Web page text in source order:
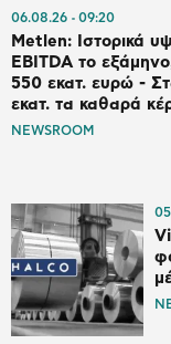
06.08.26 09:20
Metlen: Ιστορικά
EBITDA το
550 εκατ. ευρώ -
εκατ. τα καθαρά
NEWSROOM